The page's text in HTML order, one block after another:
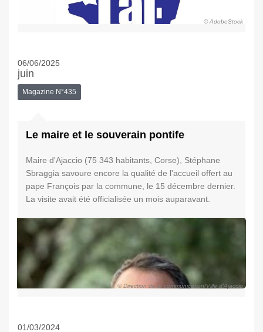
© AdobeStock
06/06/2025
juin
Magazine N°435
Le maire et le souverain pontife
Maire d'Ajaccio (75 343 habitants, Corse), Stéphane
Sbraggia savoure encore la qualité de l'accueil offert au
pape François par la commune, le 15 décembre dernier.
La visite avait été officialisée un mois auparavant.
© Direction de la communication/Ville d'Ajaccio
01/03/2024